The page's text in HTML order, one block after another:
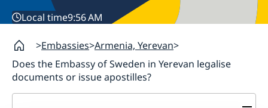
Local time9:56 AM
Embassies Armenia, Yerevan
Does the Embassy of Sweden in Yerevan legalise
documents or issue apostilles?